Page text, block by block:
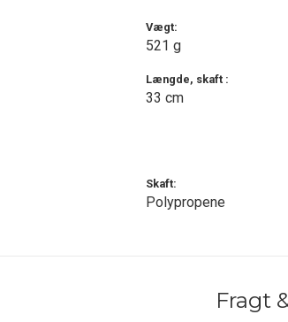
Vægt:
521 g
Længde, skaft :
33 cm
Skaft:
Polypropene
Fragt